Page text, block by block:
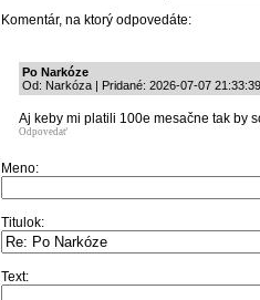
Komentár, na ktorý odpovedáte:
Po Narkóze
Od: Narkóza | Pridané: 2026-07-07 21:33:39
Aj keby mi platili 100e mesačne tak by
Odpovedať
Meno:
Titulok:
Text: